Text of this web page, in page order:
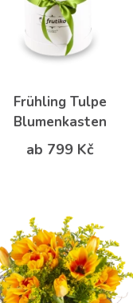
Frühling Tulpe
Blumenkasten
ab 799 Kč